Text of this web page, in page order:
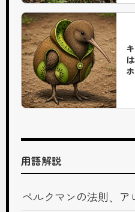
が
ら
2
本
の
長
い
脚
け
る
巨
な
用語解説
ベルクマンの法則、ア